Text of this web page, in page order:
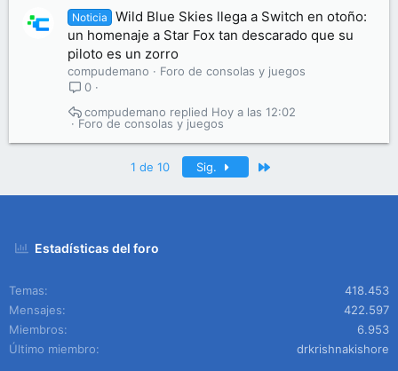
Noticia
Wild Blue Skies llega a Switch en otoño:
un homenaje a Star Fox tan descarado que su
piloto es un zorro
compudemano
Foro de consolas y juegos
0
Foro de consolas y juegos
Hoy a las 12:02
compudemano
1 de 10 Sig.
Estadísticas del foro
Temas
418.453
Mensajes
422.597
Miembros
6.953
Último miembro
drkrishnakishore